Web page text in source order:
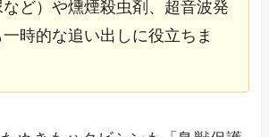
ど）や燻煙殺虫剤、超音波発
時的な追い出しに役立ちま